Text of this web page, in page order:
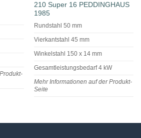
210 Super 16 PEDDINGHAUS
1985
Rundstahl 50 mm
Vierkantstahl 45 mm
Winkelstahl 150 x 14 mm
Gesamtleistungsbedarf 4 kW
Mehr Informationen auf der Produkt-
Seite